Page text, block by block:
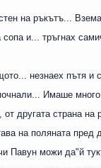
на ръкътъ...
сопа и... тръгнах
незнаех пътя и
Имаше
от другата страна
на поляната пред
Павун можи да"й